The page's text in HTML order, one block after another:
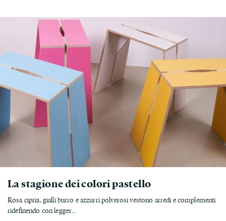
La stagione dei colori pastello
Rosa cipria, gialli burro e azzurri polverosi vestono arredi e complementi
ridefinendo con legger...